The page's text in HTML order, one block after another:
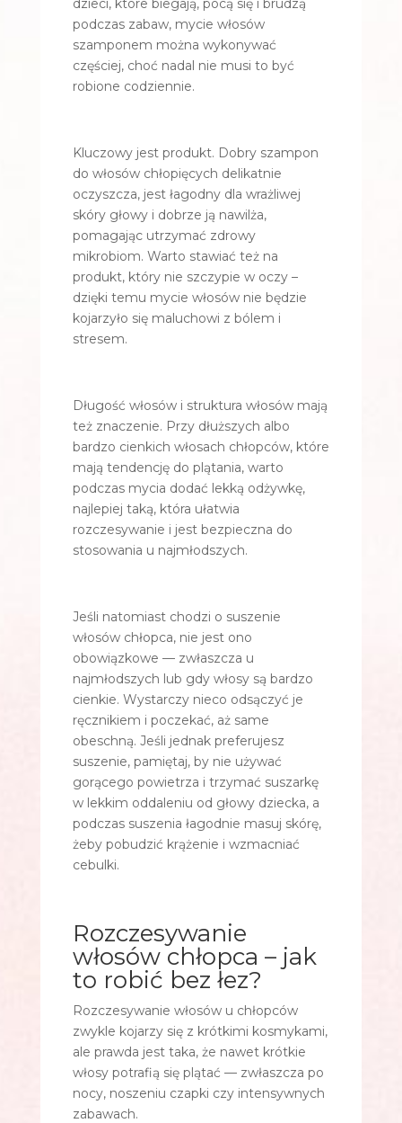
dzieci, które biegają, pocą się i brudzą
podczas zabaw, mycie włosów
szamponem można wykonywać
częściej, choć nadal nie musi to być
robione codziennie.
Kluczowy jest produkt. Dobry szampon
do włosów chłopięcych delikatnie
oczyszcza, jest łagodny dla wrażliwej
skóry głowy i dobrze ją nawilża,
pomagając utrzymać zdrowy
mikrobiom. Warto stawiać też na
produkt, który nie szczypie w oczy –
dzięki temu mycie włosów nie będzie
kojarzyło się maluchowi z bólem i
stresem.
Długość włosów i struktura włosów mają
też znaczenie. Przy dłuższych albo
bardzo cienkich włosach chłopców, które
mają tendencję do plątania, warto
podczas mycia dodać lekką odżywkę,
najlepiej taką, która ułatwia
rozczesywanie i jest bezpieczna do
stosowania u najmłodszych.
Jeśli natomiast chodzi o suszenie
włosów chłopca, nie jest ono
obowiązkowe — zwłaszcza u
najmłodszych lub gdy włosy są bardzo
cienkie. Wystarczy nieco odsączyć je
ręcznikiem i poczekać, aż same
obeschną. Jeśli jednak preferujesz
suszenie, pamiętaj, by nie używać
gorącego powietrza i trzymać suszarkę
w lekkim oddaleniu od głowy dziecka, a
podczas suszenia łagodnie masuj skórę,
żeby pobudzić krążenie i wzmacniać
cebulki.
Rozczesywanie
włosów chłopca – jak
to robić bez łez?
Rozczesywanie włosów u chłopców
zwykle kojarzy się z krótkimi kosmykami,
ale prawda jest taka, że nawet krótkie
włosy potrafią się plątać — zwłaszcza po
nocy, noszeniu czapki czy intensywnych
zabawach.